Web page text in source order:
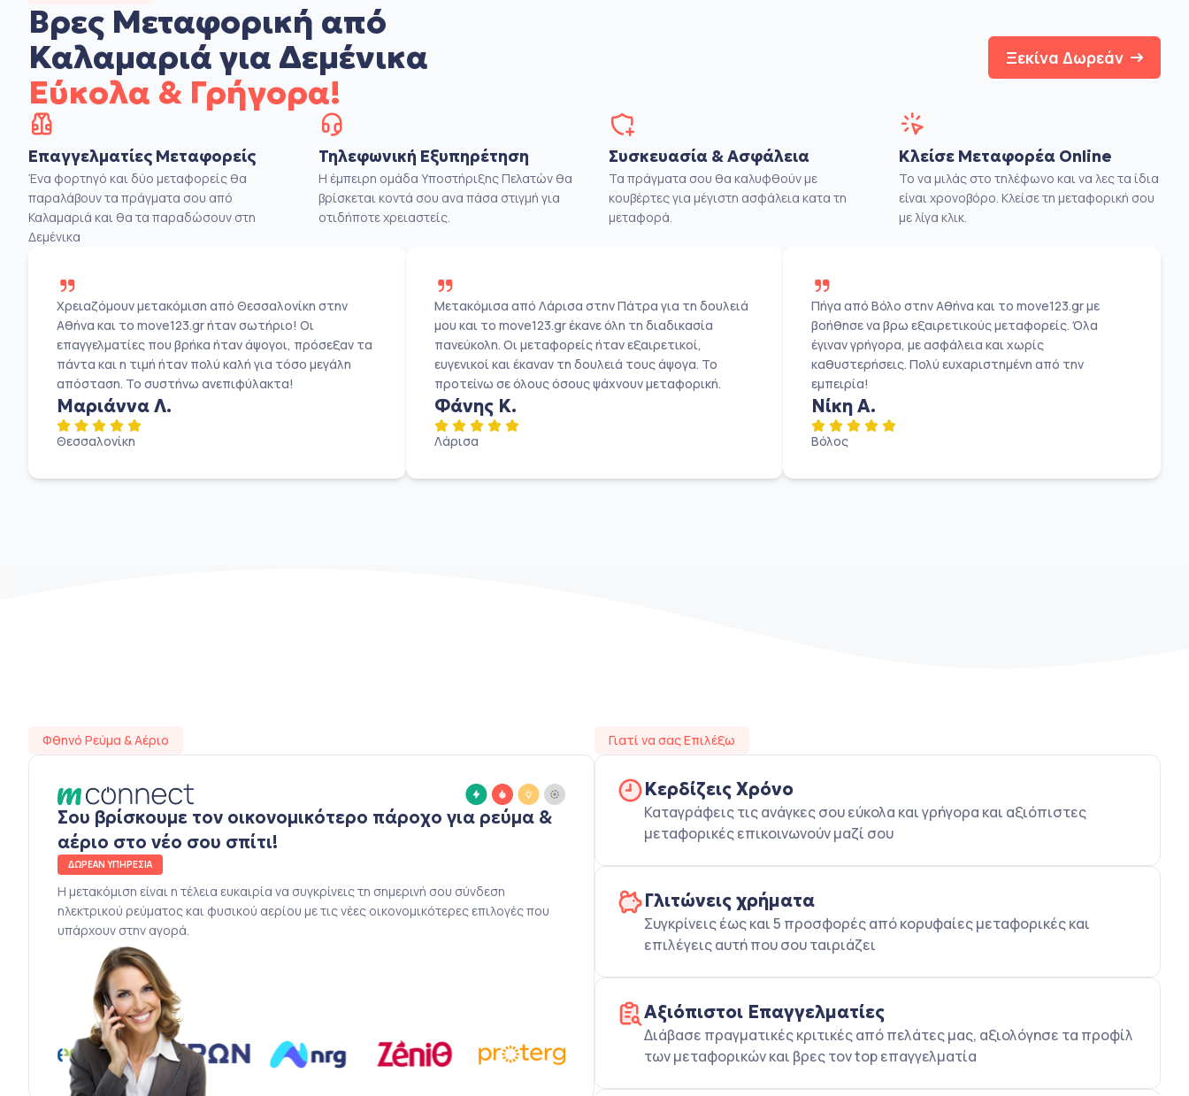
Βρες Μεταφορική από
Καλαμαριά για Δεμένικα
Εύκολα & Γρήγορα!
Ξεκίνα Δωρεάν
Επαγγελματίες Μεταφορείς
Ένα φορτηγό και δύο μεταφορείς θα
παραλάβουν τα πράγματα σου από
Καλαμαριά και θα τα παραδώσουν στη
Δεμένικα
Τηλεφωνική Εξυπηρέτηση
Η έμπειρη ομάδα Υποστήριξης Πελατών θα
βρίσκεται κοντά σου ανα πάσα στιγμή για
οτιδήποτε χρειαστείς.
Συσκευασία & Ασφάλεια
Τα πράγματα σου θα καλυφθούν με
κουβέρτες για μέγιστη ασφάλεια κατα τη
μεταφορά.
Κλείσε Μεταφορέα Online
Το να μιλάς στο τηλέφωνο και να λες τα ίδια
είναι χρονοβόρο. Κλείσε τη μεταφορική σου
με λίγα κλικ.
Χρειαζόμουν μετακόμιση από Θεσσαλονίκη στην
Αθήνα και το move123.gr ήταν σωτήριο! Οι
επαγγελματίες που βρήκα ήταν άψογοι, πρόσεξαν τα
πάντα και η τιμή ήταν πολύ καλή για τόσο μεγάλη
απόσταση. Το συστήνω ανεπιφύλακτα!
Μαριάννα Λ.
Θεσσαλονίκη
Μετακόμισα από Λάρισα στην Πάτρα για τη δουλειά
μου και το move123.gr έκανε όλη τη διαδικασία
πανεύκολη. Οι μεταφορείς ήταν εξαιρετικοί,
ευγενικοί και έκαναν τη δουλειά τους άψογα. Το
προτείνω σε όλους όσους ψάχνουν μεταφορική.
Φάνης Κ.
Λάρισα
Πήγα από Βόλο στην Αθήνα και το move123.gr με
βοήθησε να βρω εξαιρετικούς μεταφορείς. Όλα
έγιναν γρήγορα, με ασφάλεια και χωρίς
καθυστερήσεις. Πολύ ευχαριστημένη από την
εμπειρία!
Νίκη Α.
Βόλος
Φθηνό Ρεύμα & Αέριο
Σου βρίσκουμε τον οικονομικότερο πάροχο για ρεύμα &
αέριο στο νέο σου σπίτι!
ΔΩΡΕΑΝ ΥΠΗΡΕΣΙΑ
Η μετακόμιση είναι η τέλεια ευκαιρία να συγκρίνεις τη σημερινή σου σύνδεση
ηλεκτρικού ρεύματος και φυσικού αερίου με τις νέες οικονομικότερες επιλογές που
υπάρχουν στην αγορά.
Γιατί να σας Επιλέξω
Κερδίζεις Χρόνο
Καταγράφεις τις ανάγκες σου εύκολα και γρήγορα και αξιόπιστες
μεταφορικές επικοινωνούν μαζί σου
Γλιτώνεις χρήματα
Συγκρίνεις έως και 5 προσφορές από κορυφαίες μεταφορικές και
επιλέγεις αυτή που σου ταιριάζει
Αξιόπιστοι Επαγγελματίες
Διάβασε πραγματικές κριτικές από πελάτες μας, αξιολόγησε τα προφίλ
των μεταφορικών και βρες τον top επαγγελματία